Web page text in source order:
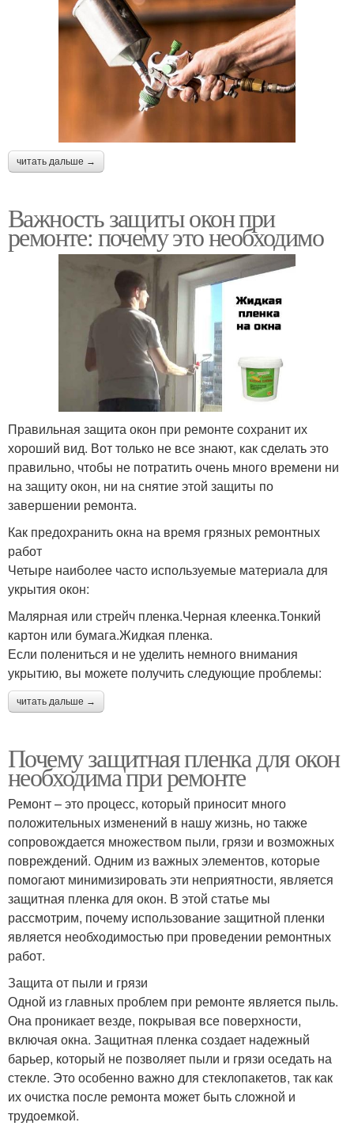
читать дальше →
Важность защиты окон при
ремонте: почему это необходимо
Правильная защита окон при ремонте сохранит их
хороший вид. Вот только не все знают, как сделать это
правильно, чтобы не потратить очень много времени ни
на защиту окон, ни на снятие этой защиты по
завершении ремонта.
Как предохранить окна на время грязных ремонтных
работ
Четыре наиболее часто используемые материала для
укрытия окон:
Малярная или стрейч пленка.Черная клеенка.Тонкий
картон или бумага.Жидкая пленка.
Если полениться и не уделить немного внимания
укрытию, вы можете получить следующие проблемы:
читать дальше →
Почему защитная пленка для окон
необходима при ремонте
Ремонт – это процесс, который приносит много
положительных изменений в нашу жизнь, но также
сопровождается множеством пыли, грязи и возможных
повреждений. Одним из важных элементов, которые
помогают минимизировать эти неприятности, является
защитная пленка для окон. В этой статье мы
рассмотрим, почему использование защитной пленки
является необходимостью при проведении ремонтных
работ.
Защита от пыли и грязи
Одной из главных проблем при ремонте является пыль.
Она проникает везде, покрывая все поверхности,
включая окна. Защитная пленка создает надежный
барьер, который не позволяет пыли и грязи оседать на
стекле. Это особенно важно для стеклопакетов, так как
их очистка после ремонта может быть сложной и
трудоемкой.